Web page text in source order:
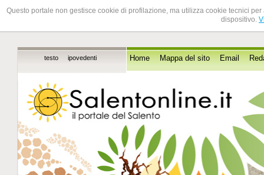
Questo portale non gestisce cookie di profilazione, ma utilizza cookie tecnici
dispositivo.
testo ipovedenti Home Mappa del sito Email